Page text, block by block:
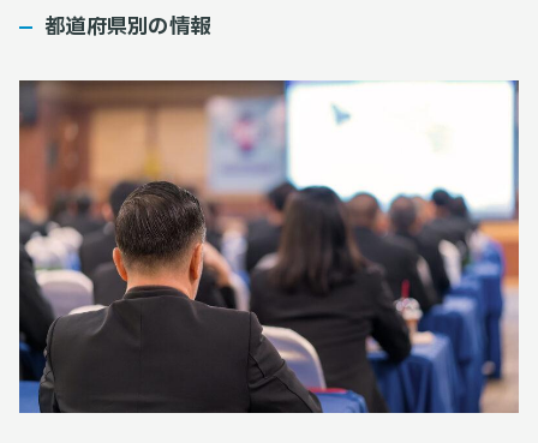
都道府県別の情報